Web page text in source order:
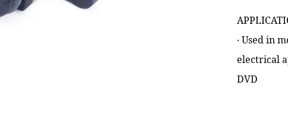
‧ Used in
electrical